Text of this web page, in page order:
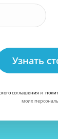
Узнать
соглашенияи
моих